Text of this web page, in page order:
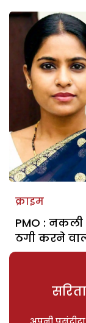
क्राइम
PMO : नकली
ठगी करने